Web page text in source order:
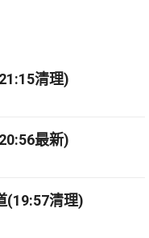
清理)
最新)
(19:57清理)